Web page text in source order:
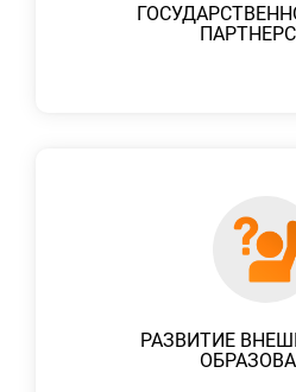
РАЗВИТИЕ